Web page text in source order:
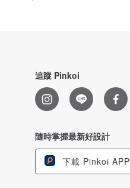
追蹤 Pinkoi
隨時掌握最新好設計
下載 Pinkoi APP